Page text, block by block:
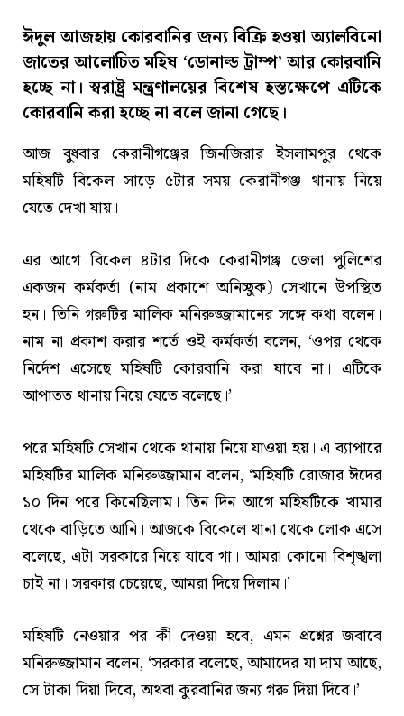
ঈদুল আজহায় কোরবানির জন্য বিক্রি হওয়া অ্যালবিনো
জাতের আলোচিত মহিষ ‘ডোনাল্ড ট্রাম্প’ আর কোরবানি
হচ্ছে না। স্বরাষ্ট্র মন্ত্রণালয়ের বিশেষ হস্তক্ষেপে এটিকে
কোরবানি করা হচ্ছে না বলে জানা গেছে।
আজ বুধবার কেরানীগঞ্জের জিনজিরার ইসলামপুর থেকে
মহিষটি বিকেল সাড়ে ৫টার সময় কেরানীগঞ্জ থানায় নিয়ে
যেতে দেখা যায়।
এর আগে বিকেল ৪টার দিকে কেরানীগঞ্জ জেলা পুলিশের
একজন কর্মকর্তা (নাম প্রকাশে অনিচ্ছুক) সেখানে উপস্থিত
হন। তিনি গরুটির মালিক মনিরুজ্জামানের সঙ্গে কথা বলেন।
নাম না প্রকাশ করার শর্তে ওই কর্মকর্তা বলেন, ‘ওপর থেকে
নির্দেশ এসেছে মহিষটি কোরবানি করা যাবে না। এটিকে
আপাতত থানায় নিয়ে যেতে বলেছে।’
পরে মহিষটি সেখান থেকে থানায় নিয়ে যাওয়া হয়। এ ব্যাপারে
মহিষটির মালিক মনিরুজ্জামান বলেন, ‘মহিষটি রোজার ঈদের
১০ দিন পরে কিনেছিলাম। তিন দিন আগে মহিষটিকে খামার
থেকে বাড়িতে আনি। আজকে বিকেলে থানা থেকে লোক এসে
বলেছে, এটা সরকারে নিয়ে যাবে গা। আমরা কোনো বিশৃঙ্খলা
চাই না। সরকার চেয়েছে, আমরা দিয়ে দিলাম।’
মহিষটি নেওয়ার পর কী দেওয়া হবে, এমন প্রশ্নের জবাবে
মনিরুজ্জামান বলেন, ‘সরকার বলেছে, আমাদের যা দাম আছে,
সে টাকা দিয়া দিবে, অথবা কুরবানির জন্য গরু দিয়া দিবে।’